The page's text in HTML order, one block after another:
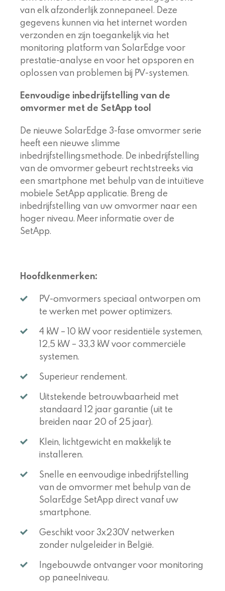
van elk afzonderlijk zonnepaneel. Deze
gegevens kunnen via het internet worden
verzonden en zijn toegankelijk via het
monitoring platform van SolarEdge voor
prestatie-analyse en voor het opsporen en
oplossen van problemen bij PV-systemen.
Eenvoudige inbedrijfstelling van de
omvormer met de SetApp tool
De nieuwe SolarEdge 3-fase omvormer serie
heeft een nieuwe slimme
inbedrijfstellingsmethode. De inbedrijfstelling
van de omvormer gebeurt rechtstreeks via
een smartphone met behulp van de intuïtieve
mobiele SetApp applicatie. Breng de
inbedrijfstelling van uw omvormer naar een
hoger niveau. Meer informatie over de
SetApp.
Hoofdkenmerken:
PV-omvormers speciaal ontworpen om
te werken met power optimizers.
4 kW – 10 kW voor residentiële systemen,
12,5 kW – 33,3 kW voor commerciële
systemen.
Superieur rendement.
Uitstekende betrouwbaarheid met
standaard 12 jaar garantie (uit te
breiden naar 20 of 25 jaar).
Klein, lichtgewicht en makkelijk te
installeren.
Snelle en eenvoudige inbedrijfstelling
van de omvormer met behulp van de
SolarEdge SetApp direct vanaf uw
smartphone.
Geschikt voor 3x230V netwerken
zonder nulgeleider in België.
Ingebouwde ontvanger voor monitoring
op paneelniveau.